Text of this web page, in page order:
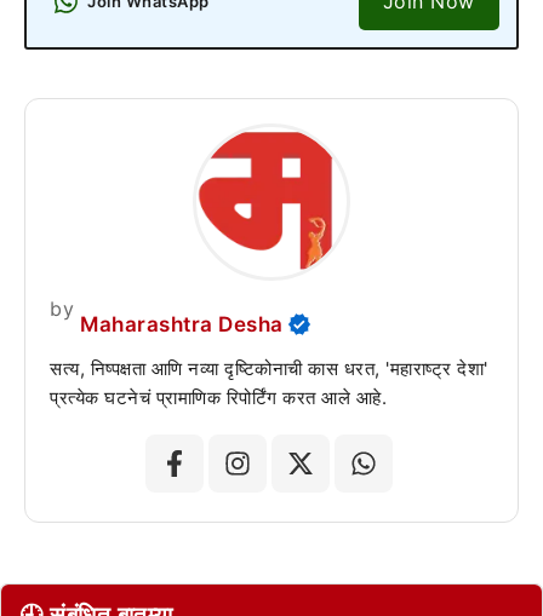
by
Maharashtra Desha
सत्य, निष्पक्षता आणि नव्या दृष्टिकोनाची कास धरत, 'महाराष्ट्र देशा'
प्रत्येक घटनेचं प्रामाणिक रिपोर्टिंग करत आले आहे.